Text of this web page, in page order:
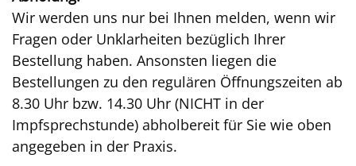
Wir werden uns nur bei Ihnen melden, wenn wir
Fragen oder Unklarheiten bezüglich Ihrer
Bestellung haben. Ansonsten liegen die
Bestellungen zu den regulären Öffnungszeiten ab
8.30 Uhr bzw. 14.30 Uhr (NICHT in der
Impfsprechstunde) abholbereit für Sie wie oben
angegeben in der Praxis.